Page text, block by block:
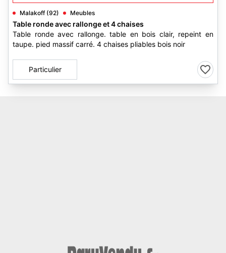
Malakoff (92) Meubles
Table ronde avec rallonge et 4 chaises
Table ronde avec rallonge. table en bois clair, repeint en
taupe. pied massif carré. 4 chaises pliables bois noir
Particulier